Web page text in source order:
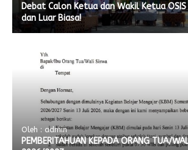
Debat Calon Ketua dan Wakil Ketua
dan Luar Biasa!
Oleh : admin
PEMBERITAHUAN KEPADA ORANG TUA/